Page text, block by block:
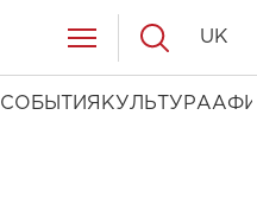
СОБЫТИЯ КУЛЬТУРА
UK